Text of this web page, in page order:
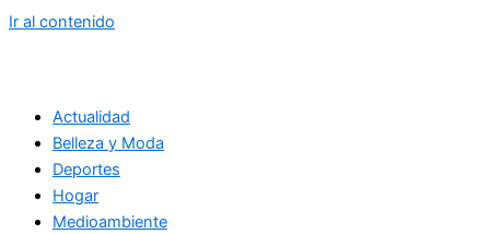
Ir al contenido
Actualidad
Belleza y Moda
Deportes
Hogar
Medioambiente